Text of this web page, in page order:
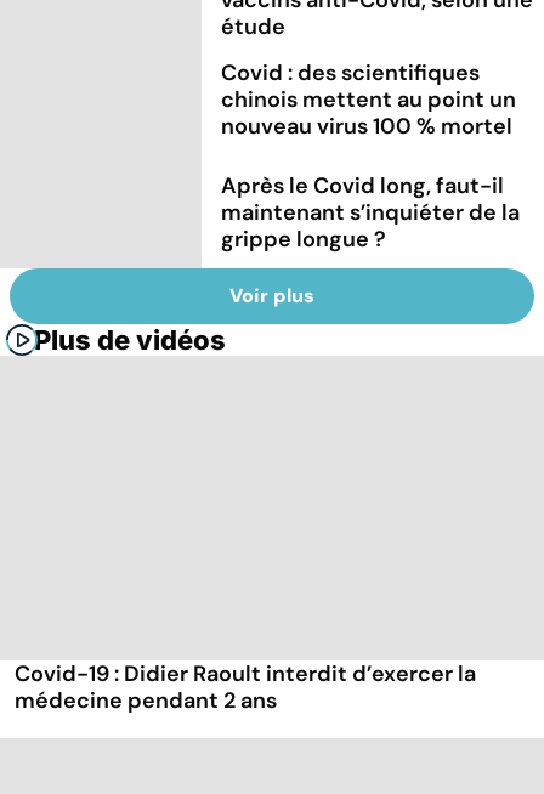
étude
Covid : des scientifiques
chinois mettent au point un
nouveau virus 100 % mortel
Après le Covid long, faut-il
maintenant s’inquiéter de la
grippe longue ?
Voir plus
Plus de vidéos
Covid-19 : Didier Raoult interdit d’exercer la
médecine pendant 2 ans